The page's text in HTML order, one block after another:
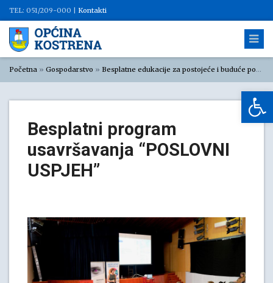
TEL: 051/209-000 | Kontakti
Početna » Gospodarstvo » Besplatne edukacije za postojeće i buduće poduzetnike
Besplatni program
usavršavanja “POSLOVNI
USPJEH”